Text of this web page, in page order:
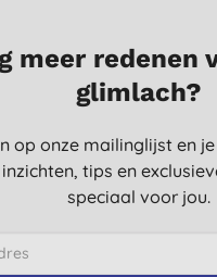
20-5-2019
subtiel, verzorgt mijn lippen
J. C., outer
15-5-2019
meer redenen
glimlach?
op onze mailinglijst en
inzichten, tips en
speciaal voor jou.